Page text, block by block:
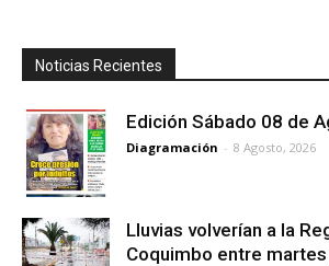
Noticias Recientes
Edición Sábado 08 de
Diagramación - 8 Agosto, 2026
Lluvias volverían a la
Coquimbo entre